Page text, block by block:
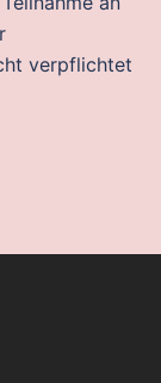
verpflichtet